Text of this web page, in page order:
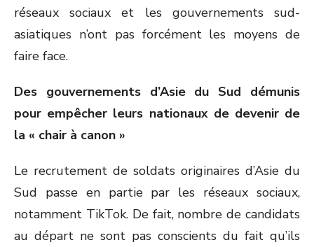
réseaux sociaux et les gouvernements sud-
asiatiques n’ont pas forcément les moyens de
faire face.
Des gouvernements d’Asie du Sud démunis
pour empêcher leurs nationaux de devenir de
la « chair à canon »
Le recrutement de soldats originaires d’Asie du
Sud passe en partie par les réseaux sociaux,
notamment TikTok. De fait, nombre de candidats
au départ ne sont pas conscients du fait qu’ils